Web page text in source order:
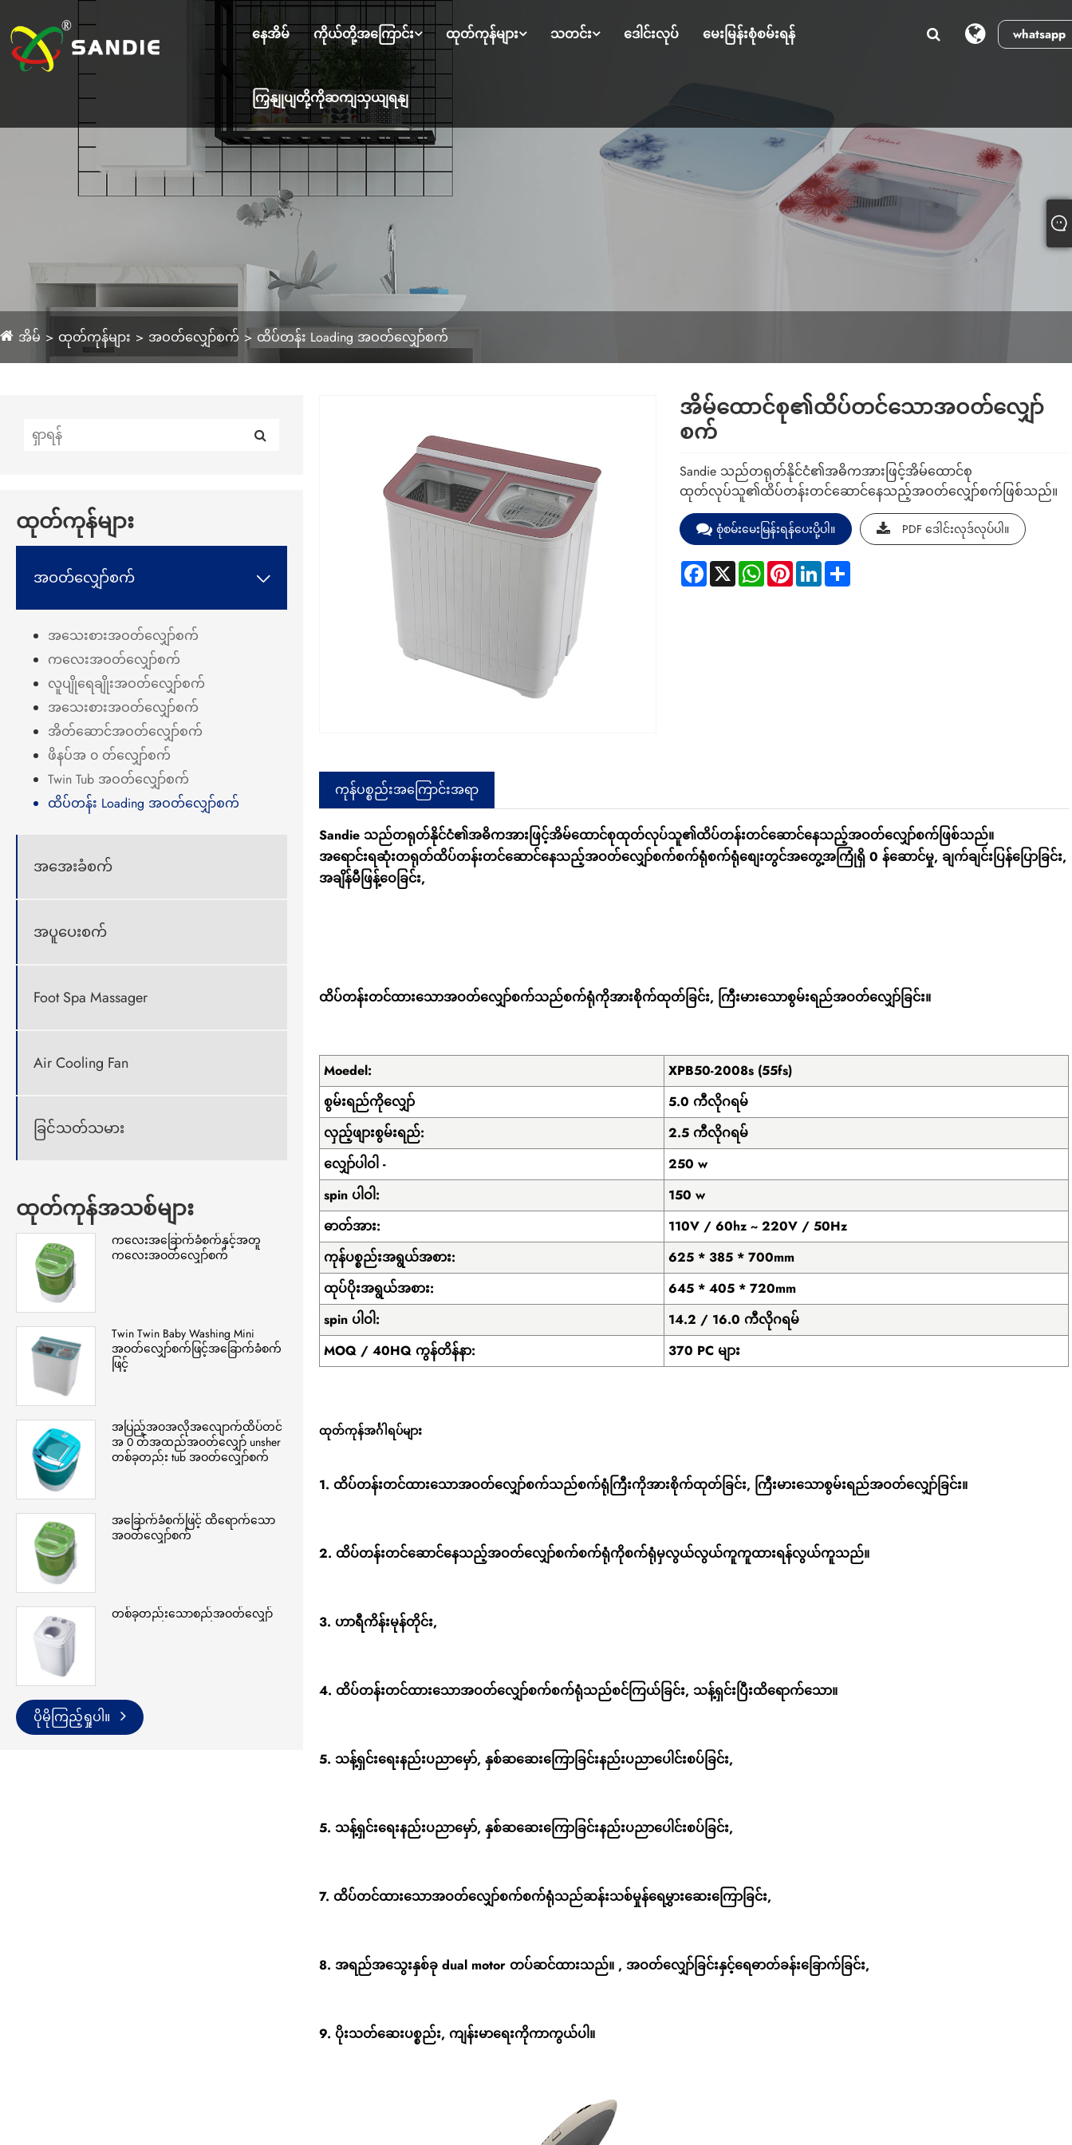
whatsapp
နေအိမ် ကိုယ်တို့အကြောင်း ထုတ်ကုန်များ သတင်း ဒေါင်းလုပ် မေးမြန်းစုံစမ်းရန်
ကြှနျုပျတို့ကိုဆကျသှယျရနျ
အိမ် ထုတ်ကုန်များ အဝတ်လျှော်စက် ထိပ်တန်း Loading အဝတ်လျှော်စက်
ထုတ်ကုန်များ
အဝတ်လျှော်စက် 
အသေးစားအဝတ်လျှော်စက်
ကလေးအဝတ်လျှော်စက်
လူပျိုရေချိုးအဝတ်လျှော်စက်
အသေးစားအဝတ်လျှော်စက်
အိတ်ဆောင်အဝတ်လျှော်စက်
ဖိနပ်အ ၀ တ်လျှော်စက်
Twin Tub အဝတ်လျှော်စက်
ထိပ်တန်း Loading အဝတ်လျှော်စက်
အအေးခံစက်
အပူပေးစက်
Foot Spa Massager
Air Cooling Fan
ခြင်သတ်သမား
ထုတ်ကုန်အသစ်များ
ကလေးအခြောက်ခံစက်နှင့်အတူ
ကလေးအဝတ်လျှော်စက်
Twin Twin Baby Washing Mini
အဝတ်လျှော်စက်ဖြင့်အခြောက်ခံစက်
ဖြင့်
အပြည့်အဝအလိုအလျောက်ထိပ်တင်
အ 0 တ်အထည်အဝတ်လျှော် unsher
တစ်ခုတည်း tub အဝတ်လျှော်စက်
အခြောက်ခံစက်ဖြင့် ထိရောက်သော
အဝတ်လျှော်စက်
တစ်ခုတည်းသောစည်အဝတ်လျှော်
ပိုမိုကြည့်ရှုပါ။
အိမ်ထောင်စု၏ထိပ်တင်သောအဝတ်လျှော်
စက်
Sandie သည်တရုတ်နိုင်ငံ၏အဓိကအားဖြင့်အိမ်ထောင်စု
ထုတ်လုပ်သူ၏ထိပ်တန်းတင်ဆောင်နေသည့်အဝတ်လျှော်စက်ဖြစ်သည်။
စုံစမ်းမေးမြန်းရန်ပေးပို့ပါ။ PDF ဒေါင်းလုဒ်လုပ်ပါ။
Facebook
X WhatsApp
PinterestLinkedInShare
ကုန်ပစ္စည်းအကြောင်းအရာ
Sandie သည်တရုတ်နိုင်ငံ၏အဓိကအားဖြင့်အိမ်ထောင်စုထုတ်လုပ်သူ၏ထိပ်တန်းတင်ဆောင်နေသည့်အဝတ်လျှော်စက်ဖြစ်သည်။
အရောင်းရဆုံးတရုတ်ထိပ်တန်းတင်ဆောင်နေသည့်အဝတ်လျှော်စက်စက်ရုံစက်ရုံစျေးတွင်အတွေ့အကြုံရှိ 0 န်ဆောင်မှု, ချက်ချင်းပြန်ပြောခြင်း,
အချိန်မီဖြန့်ဝေခြင်း,
ထိပ်တန်းတင်ထားသောအဝတ်လျှော်စက်သည်စက်ရုံကိုအားစိုက်ထုတ်ခြင်း, ကြီးမားသောစွမ်းရည်အဝတ်လျှော်ခြင်း။
Moedel:
XPB50-2008s (55fs)
စွမ်းရည်ကိုလျှော်
5.0 ကီလိုဂရမ်
လှည့်ဖျားစွမ်းရည်:
2.5 ကီလိုဂရမ်
လျှော်ပါဝါ -
250 w
spin ပါဝါ:
150 w
ဓာတ်အား:
110V / 60hz ~ 220V / 50Hz
ကုန်ပစ္စည်းအရွယ်အစား:
625 * 385 * 700mm
ထုပ်ပိုးအရွယ်အစား:
645 * 405 * 720mm
spin ပါဝါ:
14.2 / 16.0 ကီလိုဂရမ်
MOQ / 40HQ ကွန်တိန်နာ:
370 PC များ
ထုတ်ကုန်အင်္ဂါရပ်များ
1. ထိပ်တန်းတင်ထားသောအဝတ်လျှော်စက်သည်စက်ရုံကြီးကိုအားစိုက်ထုတ်ခြင်း, ကြီးမားသောစွမ်းရည်အဝတ်လျှော်ခြင်း။
2. ထိပ်တန်းတင်ဆောင်နေသည့်အဝတ်လျှော်စက်စက်ရုံကိုစက်ရုံမှလွယ်လွယ်ကူကူထားရန်လွယ်ကူသည်။
3. ဟာရီကိန်းမုန်တိုင်း,
4. ထိပ်တန်းတင်ထားသောအဝတ်လျှော်စက်စက်ရုံသည်စင်ကြယ်ခြင်း, သန့်ရှင်းပြီးထိရောက်သော။
5. သန့်ရှင်းရေးနည်းပညာမှော်, နှစ်ဆဆေးကြောခြင်းနည်းပညာပေါင်းစပ်ခြင်း,
5. သန့်ရှင်းရေးနည်းပညာမှော်, နှစ်ဆဆေးကြောခြင်းနည်းပညာပေါင်းစပ်ခြင်း,
7. ထိပ်တင်ထားသောအဝတ်လျှော်စက်စက်ရုံသည်ဆန်းသစ်မှုန်ရေမွှားဆေးကြောခြင်း,
8. အရည်အသွေးနှစ်ခု dual motor တပ်ဆင်ထားသည်။ , အဝတ်လျှော်ခြင်းနှင့်ရေဓာတ်ခန်းခြောက်ခြင်း,
9. ပိုးသတ်ဆေးပစ္စည်း, ကျန်းမာရေးကိုကာကွယ်ပါ။